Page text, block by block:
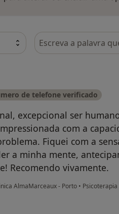
Pesquisar em opiniões
de telefone verificado
excepcional ser
com a
Fiquei com a
a minha mente,
Recomendo vivamente.
AlmaMarceaux - Porto • Psicoterapia